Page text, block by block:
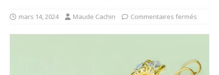
mars 14, 2024 Maude Cachin Commentaires fermés